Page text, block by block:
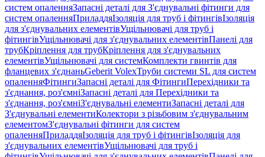
систем опаленняЗапасні деталі для З'єднувальні фітинги для
систем опаленняПриладдяІзоляція для труб і фітингівІзоляція
для з'єднувальних елементівУщільнювачі для труб і
фітингівУщільнювачі для з'єднувальних елементівПанелі для
трубКріплення для трубКріплення для з'єднувальних
елементівУщільнювачі для системКомплекти гвинтів для
фланцевих з'єднаньGeberit VolexТруби системи SL для систем
опаленняФітингиЗапасні деталі для ФітингиПерехідники та
з'єднання, роз'ємніЗапасні деталі для Перехідники та
з'єднання, роз'ємніЗ'єднувальні елементиЗапасні деталі для
З'єднувальні елементиКолектори з різьбовим з'єднувальним
елементомЗ'єднувальні фітинги для систем
опаленняПриладдяІзоляція для труб і фітингівІзоляція для
з'єднувальних елементівУщільнювачі для труб і